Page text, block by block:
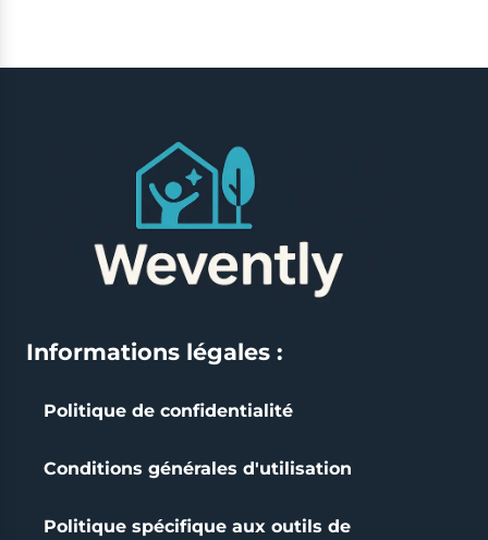
Informations légales :
Politique de confidentialité
Conditions générales d'utilisation
Politique spécifique aux outils de